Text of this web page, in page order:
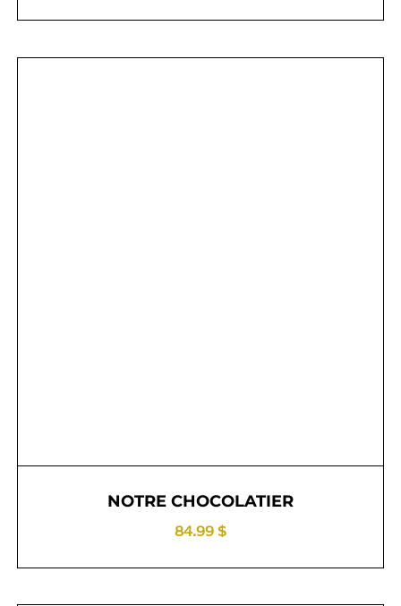
NOTRE CHOCOLATIER
84.99 $